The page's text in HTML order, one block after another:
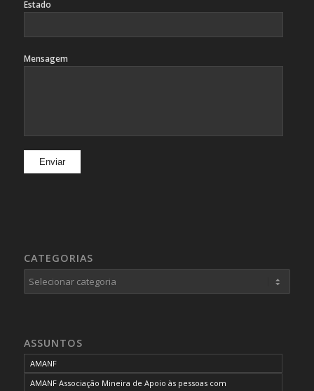
Estado
Mensagem
CATEGORIAS
Categorias
ASSUNTOS
AMANF
AMANF Associação Mineira de Apoio às pessoas com